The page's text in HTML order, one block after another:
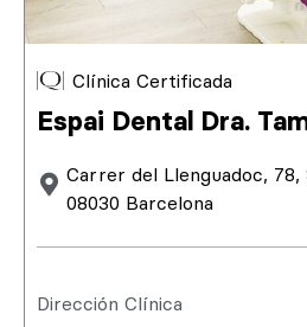
Clínica Certificada
Espai Dental Dra.
Carrer del Llenguadoc, 78,
08030 Barcelona
Dirección Clínica